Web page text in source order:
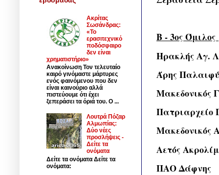
B - 3ος Όμιλος
Ηρακλής Αγ.
Άρης
Μακεδονικός
Πατριαρχείο
Μακεδονικός
Αετός
ΠΑΟ Δάφνης
Ακρίτας
Σωσάνδρας:
«Το
ερασιτεχνικό
ποδόσφαιρο
δεν είναι
χρηματιστήριο»
Ανακοίνωση Τον τελευταίο
καιρό γινόμαστε μάρτυρες
ενός φαινόμενου που δεν
είναι καινούριο αλλά
πιστεύουμε ότι έχει
ξεπεράσει τα όριά του. Ο ...
Λουτρά Πόζαρ
Αλμωπίας:
Δύο νέες
προσλήψεις -
Δείτε τα
ονόματα
Δείτε τα ονόματα Δείτε τα
ονόματα: